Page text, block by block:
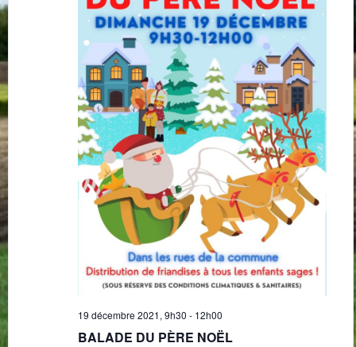
19 décembre 2021, 9h30 - 12h00
BALADE DU PÈRE NOËL